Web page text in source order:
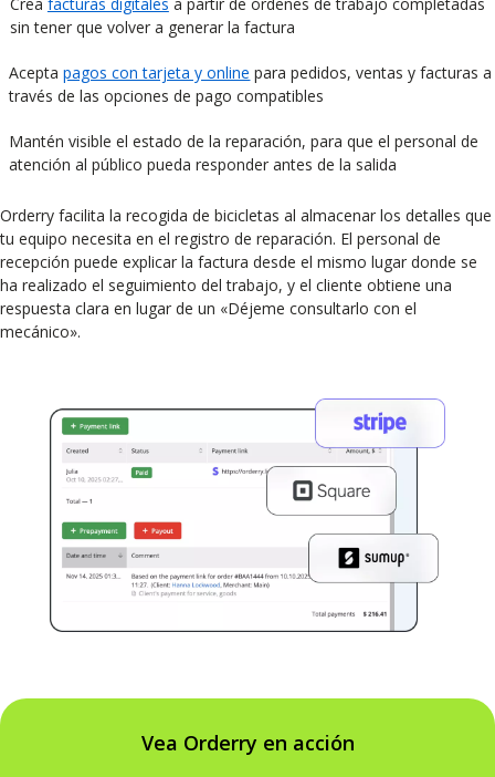
sin tener que volver a generar la factura
Aceptapagos con tarjeta y online para pedidos, ventas y facturas a
través de las opciones de pago compatibles
Mantén visible el estado de la reparación, para que el personal de
atención al público pueda responder antes de la salida
Orderry facilita la recogida de bicicletas al almacenar los detalles que
tu equipo necesita en el registro de reparación. El personal de
recepción puede explicar la factura desde el mismo lugar donde se
ha realizado el seguimiento del trabajo, y el cliente obtiene una
respuesta clara en lugar de un «Déjeme consultarlo con el
mecánico».
Vea Orderry en acción